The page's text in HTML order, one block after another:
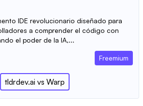
IDE revolucionario diseñado para
a comprender el código con
el poder de la IA,...
Freemium
tldrdev.ai vs Warp